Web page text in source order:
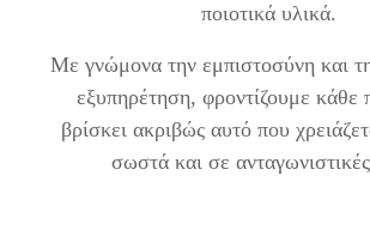
ποιοτικά υλικά.
Με γνώμονα την εμπιστοσύνη και
εξυπηρέτηση, φροντίζουμε κάθε
βρίσκει ακριβώς αυτό που
σωστά και σε ανταγωνιστικές